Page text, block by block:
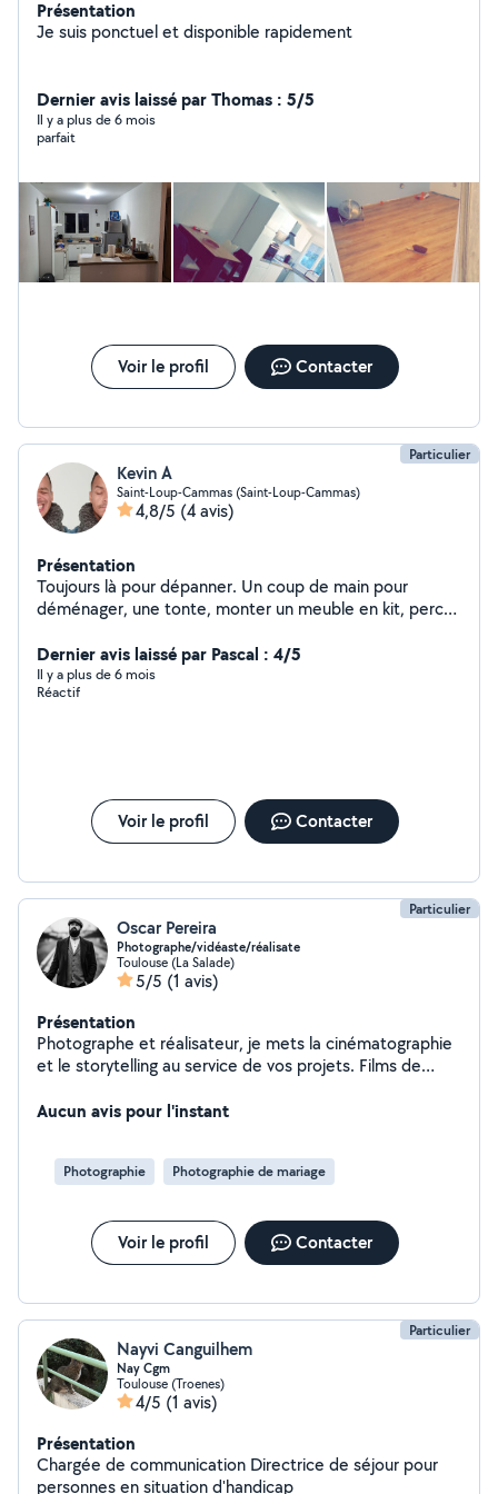
Présentation
Je suis ponctuel et disponible rapidement
Dernier avis laissé par Thomas : 5/5
Il y a plus de 6 mois
parfait
Voir le profil Contacter
Particulier
Kevin A
Saint-Loup-Cammas (Saint-Loup-Cammas)
4,8/5 (4 avis)
Présentation
Toujours là pour dépanner. Un coup de main pour
déménager, une tonte, monter un meuble en kit, percer
à la maison qui peux aussi être de bonne compagnie
pour tout chien agréable à vivre. Maîtrise de
l'informatique et de ses outils: retouche et montage
Dernier avis laissé par Pascal : 4/5
Il y a plus de 6 mois
Réactif
Voir le profil Contacter
Particulier
Oscar Pereira
Photographe/vidéaste/réalisate
Toulouse (La Salade)
5/5 (1 avis)
Présentation
Photographe et réalisateur, je mets la cinématographie
et le storytelling au service de vos projets. Films de
votre entreprise : je réalise des contenus visuels sur
votre communication.
Aucun avis pour l'instant
Photographie Photographie de mariage
Voir le profil Contacter
Particulier
Nayvi Canguilhem
Nay Cgm
Toulouse (Troenes)
4/5 (1 avis)
Présentation
Chargée de communication Directrice de séjour pour
personnes en situation d'handicap